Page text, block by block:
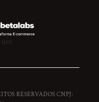
RESERVADOS CNPJ: